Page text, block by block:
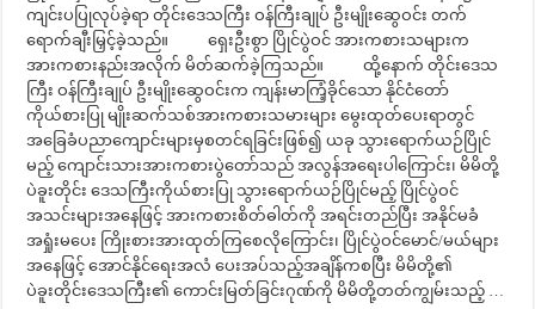
ကျင်းပပြုလုပ်ခဲ့ရာ တိုင်းဒေသကြီး ဝန်ကြီးချုပ် ဦးမျိုးဆွေဝင်း တက်
ရောက်ချီးမြှင့်ခဲ့သည်။ ရှေးဦးစွာ ပြိုင်ပွဲဝင် အားကစားသများက
အားကစားနည်းအလိုက် မိတ်ဆက်ခဲ့ကြသည်။ ထို့နောက် တိုင်းဒေသ
ကြီး ဝန်ကြီးချုပ် ဦးမျိုးဆွေဝင်းက ကျန်းမာကြံ့ခိုင်သော နိုင်ငံတော်
ကိုယ်စားပြု မျိုးဆက်သစ်အားကစားသမားများ မွေးထုတ်ပေးရာတွင်
အခြေခံပညာကျောင်းများမှစတင်ရခြင်းဖြစ်၍ ယခု သွားရောက်ယဉ်ပြိုင်
မည့် ကျောင်းသားအားကစားပွဲတော်သည် အလွန်အရေးပါကြောင်း၊ မိမိတို့
ပဲခူးတိုင်း ဒေသကြီးကိုယ်စားပြု သွားရောက်ယဉ်ပြိုင်မည့် ပြိုင်ပွဲဝင်
အသင်းများအနေဖြင့် အားကစားစိတ်ဓါတ်ကို အရင်းတည်ပြီး အနိုင်မခံ
အရှုံးမပေး ကြိုးစားအားထုတ်ကြစေလိုကြောင်း၊ ပြိုင်ပွဲဝင်မောင်/မယ်များ
အနေဖြင့် အောင်နိုင်ရေးအလံ ပေးအပ်သည့်အချိန်ကစပြီး မိမိတို့၏
ပဲခူးတိုင်းဒေသကြီး၏ ကောင်းမြတ်ခြင်းဂုဏ်ကို မိမိတို့တတ်ကျွမ်းသည့် …